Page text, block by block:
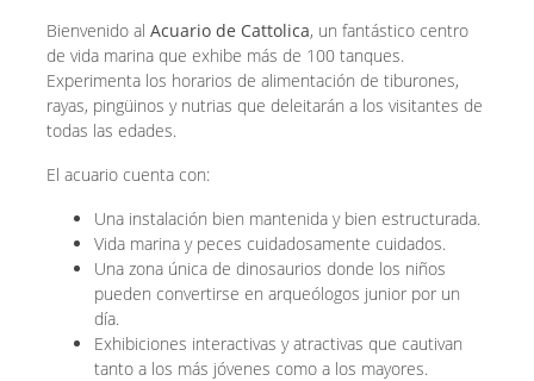
Bienvenido al Acuario de Cattolica, un fantástico centro
de vida marina que exhibe más de 100 tanques.
Experimenta los horarios de alimentación de tiburones,
rayas, pingüinos y nutrias que deleitarán a los visitantes de
todas las edades.
El acuario cuenta con:
Una instalación bien mantenida y bien estructurada.
Vida marina y peces cuidadosamente cuidados.
Una zona única de dinosaurios donde los niños
pueden convertirse en arqueólogos junior por un
día.
Exhibiciones interactivas y atractivas que cautivan
tanto a los más jóvenes como a los mayores.